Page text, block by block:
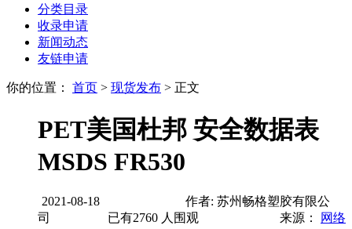
分类目录
收录申请
新闻动态
友链申请
你的位置： 首页 > 现货发布 > 正文
PET美国杜邦 安全数据表
MSDS FR530
2021-08-18
作者: 苏州畅格塑胶有限公
司
已有2760 人围观 来源： 网络